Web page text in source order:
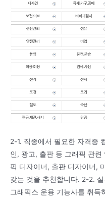
2-1. 직종에서 필요한 자격증
인, 광고, 출판 등 그래픽 관
픽 디자이너, 출판 디자이너,
갖는 것을 추천합니다. 2-2.
그래픽스 운용 기능사를 취